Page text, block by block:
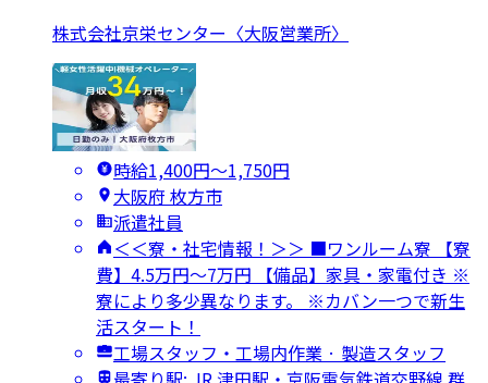
株式会社京栄センター〈大阪営業所〉
時給1,400円〜1,750円
大阪府 枚方市
派遣社員
＜＜寮・社宅情報！＞＞ ■ワンルーム寮 【寮
費】4.5万円～7万円 【備品】家具・家電付き ※
寮により多少異なります。 ※カバン一つで新生
活スタート！
工場スタッフ・工場内作業 · 製造スタッフ